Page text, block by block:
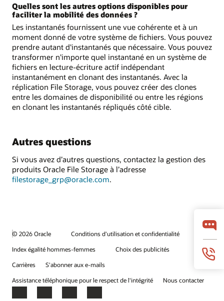
Quelles sont les autres options disponibles pour
faciliter la mobilité des données ?
Les instantanés fournissent une vue cohérente et à un
moment donné de votre système de fichiers. Vous pouvez
prendre autant d'instantanés que nécessaire. Vous pouvez
transformer n'importe quel instantané en un système de
fichiers en lecture-écriture actif indépendant
instantanément en clonant des instantanés. Avec la
réplication File Storage, vous pouvez créer des clones
entre les domaines de disponibilité ou entre les régions
en clonant les instantanés répliqués côté cible.
Autres questions
Si vous avez d’autres questions, contactez la gestion des
produits Oracle File Storage à l’adresse
filestorage_grp@oracle.com.
© 2026 Oracle
Conditions d'utilisation et confidentialité
Index égalité hommes-femmes
Choix des publicités
Carrières
S'abonner aux e-mails
Assistance téléphonique pour le respect de l'intégrité
Nous contacter
Facebook
X LinkedInYouTube